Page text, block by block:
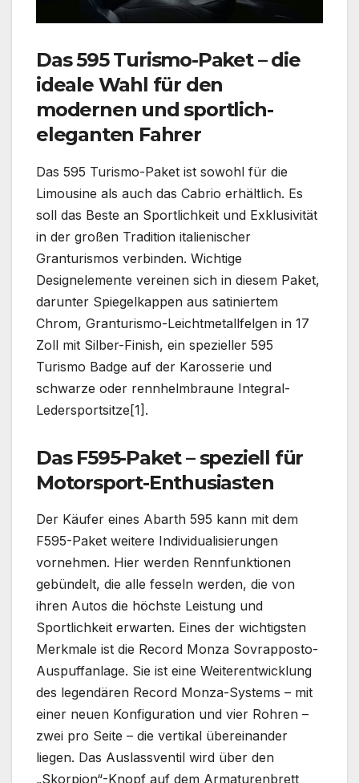
Das 595 Turismo-Paket – die
ideale Wahl für den
modernen und sportlich-
eleganten Fahrer
Das 595 Turismo-Paket ist sowohl für die
Limousine als auch das Cabrio erhältlich. Es
soll das Beste an Sportlichkeit und Exklusivität
in der großen Tradition italienischer
Granturismos verbinden. Wichtige
Designelemente vereinen sich in diesem Paket,
darunter Spiegelkappen aus satiniertem
Chrom, Granturismo-Leichtmetallfelgen in 17
Zoll mit Silber-Finish, ein spezieller 595
Turismo Badge auf der Karosserie und
schwarze oder rennhelmbraune Integral-
Ledersportsitze[1].
Das F595-Paket – speziell für
Motorsport-Enthusiasten
Der Käufer eines Abarth 595 kann mit dem
F595-Paket weitere Individualisierungen
vornehmen. Hier werden Rennfunktionen
gebündelt, die alle fesseln werden, die von
ihren Autos die höchste Leistung und
Sportlichkeit erwarten. Eines der wichtigsten
Merkmale ist die Record Monza Sovrapposto-
Auspuffanlage. Sie ist eine Weiterentwicklung
des legendären Record Monza-Systems – mit
einer neuen Konfiguration und vier Rohren –
zwei pro Seite – die vertikal übereinander
liegen. Das Auslassventil wird über den
„Skorpion“-Knopf auf dem Armaturenbrett